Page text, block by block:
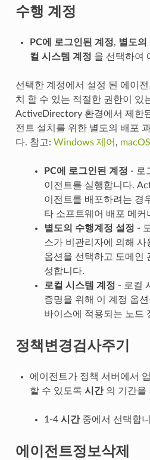
수행 계정
PC에 로그인된 계정, 별도의
컬 시스템 계정 을 선택하여
선택한 계정에서 설정 된 에이
치 할 수 있는 적절한 권한이 있
ActiveDirectory 환경에서 제한
전트 설치를 위한 별도의 배포
다. 참고: Windows 제어 ,
PC에 로그인된 계정 - 로
이전트를 실행합니다.
이전트를 배포하려는 경
타 소프트웨어 배포 메
별도의 수행계정 설정 -
스가 비관리자에 의해 사
옵션을 선택하고 도메인
성합니다.
로컬 시스템 계정 - 로컬
증명을 위해 이 계정 옵
바이스에 적용되는 노드
정책변경검사주기
에이전트가 정책 서버에서
할 수 있도록 시간의 기간을
1-4 시간중에서 선택합
에이전트정보삭제